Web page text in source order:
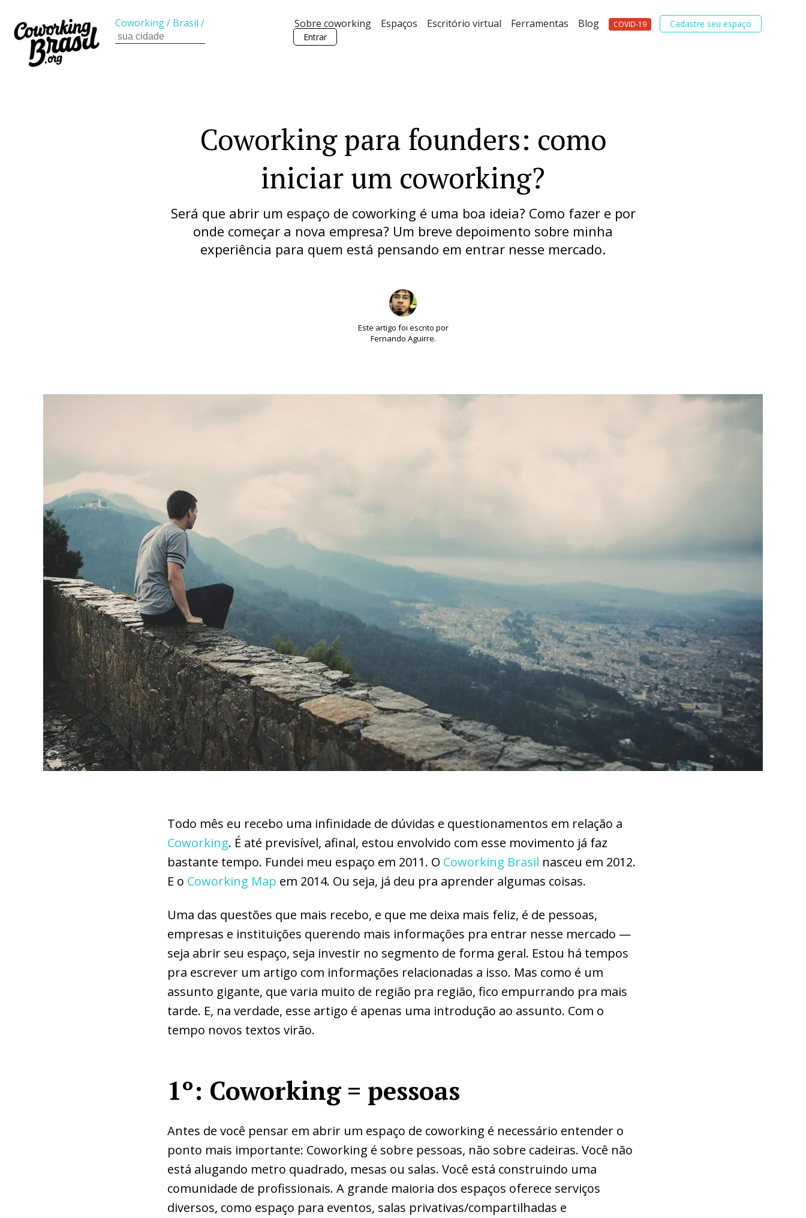
Sobre coworking Espaços Escritório virtual Ferramentas Blog COVID-19
Cadastre seu espaço
Entrar
Coworking/ Brasil /
Coworking para founders: como
iniciar um coworking?
Será que abrir um espaço de coworking é uma boa ideia? Como fazer e por
onde começar a nova empresa? Um breve depoimento sobre minha
experiência para quem está pensando em entrar nesse mercado.
Este artigo foi escrito por
Fernando Aguirre.
Todo mês eu recebo uma infinidade de dúvidas e questionamentos em relação a
Coworking. É até previsível, afinal, estou envolvido com esse movimento já faz
bastante tempo. Fundei meu espaço em 2011. O Coworking Brasil nasceu em 2012.
E o Coworking Map em 2014. Ou seja, já deu pra aprender algumas coisas.
Uma das questões que mais recebo, e que me deixa mais feliz, é de pessoas,
empresas e instituições querendo mais informações pra entrar nesse mercado —
seja abrir seu espaço, seja investir no segmento de forma geral. Estou há tempos
pra escrever um artigo com informações relacionadas a isso. Mas como é um
assunto gigante, que varia muito de região pra região, fico empurrando pra mais
tarde. E, na verdade, esse artigo é apenas uma introdução ao assunto. Com o
tempo novos textos virão.
1º: Coworking = pessoas
Antes de você pensar em abrir um espaço de coworking é necessário entender o
ponto mais importante: Coworking é sobre pessoas, não sobre cadeiras. Você não
está alugando metro quadrado, mesas ou salas. Você está construindo uma
comunidade de profissionais. A grande maioria dos espaços oferece serviços
diversos, como espaço para eventos, salas privativas/compartilhadas e